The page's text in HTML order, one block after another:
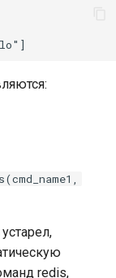
redis,